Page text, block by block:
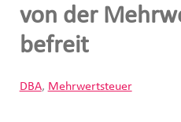
von der
befreit
DBA, Mehrwertsteuer